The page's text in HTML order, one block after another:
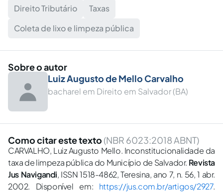
Direito Tributário
Taxas
Coleta de lixo e limpeza pública
Sobre o autor
Luiz Augusto de Mello Carvalho
bacharel em Direito em Salvador (BA)
Como citar este texto (NBR 6023:2018 ABNT)
CARVALHO, Luiz Augusto Mello. Inconstitucionalidade da
taxa de limpeza pública do Município de Salvador. Revista
Jus Navigandi, ISSN 1518-4862, Teresina, ano 7, n. 56, 1 abr.
2002. Disponível em: https://jus.com.br/artigos/2927.